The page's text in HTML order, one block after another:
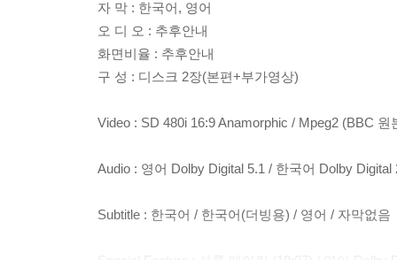
자 막 : 한국어, 영어
오 디 오 : 추후안내
화면비율 : 추후안내
구 성 : 디스크 2장(본편+부가영상)
Video : SD 480i 16:9 Anamorphic / Mpeg2 (BBC 원
Audio : 영어 Dolby Digital 5.1 / 한국어 Dolby Digital
Subtitle : 한국어 / 한국어(더빙용) / 영어 / 자막없음